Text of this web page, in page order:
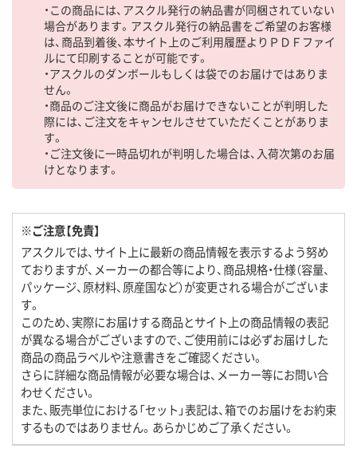
・この商品には、アスクル発行の納品書が同梱されていない
場合があります。アスクル発行の納品書をご希望のお客様
は、商品到着後、本サイト上のご利用履歴よりＰＤＦファイ
ルにて印刷することが可能です。
・アスクルのダンボールもしくは袋でのお届けではありま
せん。
・商品のご注文後に商品がお届けできないことが判明した
際には、ご注文をキャンセルさせていただくことがありま
す。
・ご注文後に一時品切れが判明した場合は、入荷次第のお届
けとなります。
※ご注意【免責】
アスクルでは、サイト上に最新の商品情報を表示するよう努め
ておりますが、メーカーの都合等により、商品規格・仕様（容量、
パッケージ、原材料、原産国など）が変更される場合がございま
す。
このため、実際にお届けする商品とサイト上の商品情報の表記
が異なる場合がございますので、ご使用前には必ずお届けした
商品の商品ラベルや注意書きをご確認ください。
さらに詳細な商品情報が必要な場合は、メーカー等にお問い合
わせください。
また、販売単位における「セット」表記は、箱でのお届けをお約束
するものではありません。あらかじめご了承ください。